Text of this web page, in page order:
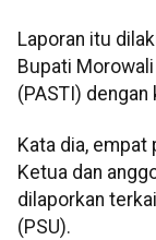
Laporan itu
Bupati
(PASTI)
Kata dia, empat
Ketua dan
dilaporkan
(PSU).